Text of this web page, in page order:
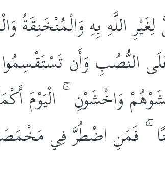
اللَّهِ بِهِ وَالْمُنْخَنِقَةُ
النُّصُبِ وَأَن
وَاخْشَوْنِ ۚ الْيَوْمَ
فَمَنِ اضْطُرَّ فِي